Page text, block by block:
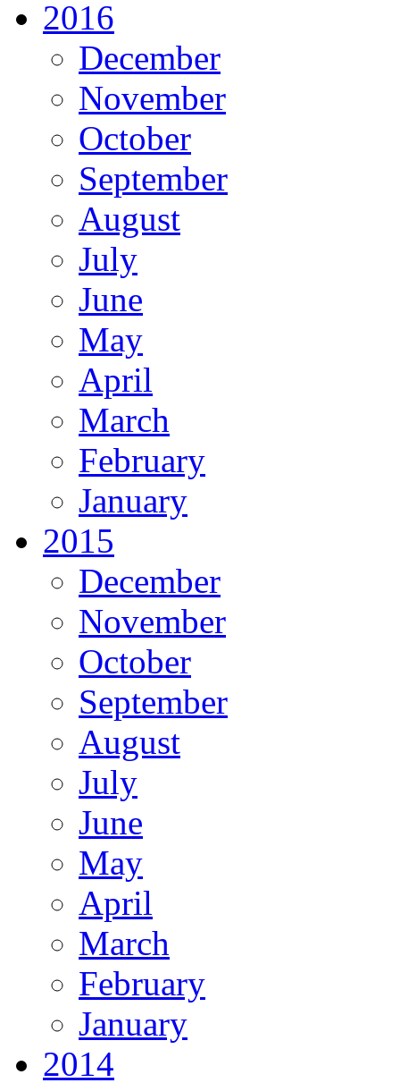
2016
December
November
October
September
August
July
June
May
April
March
February
January
2015
December
November
October
September
August
July
June
May
April
March
February
January
2014